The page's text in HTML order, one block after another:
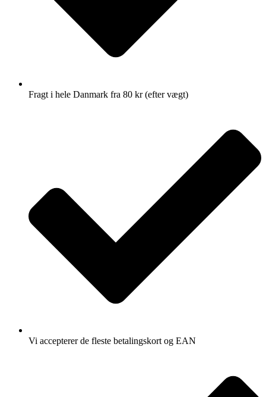
Fragt i hele Danmark fra 80 kr (efter vægt)
Vi accepterer de fleste betalingskort og EAN